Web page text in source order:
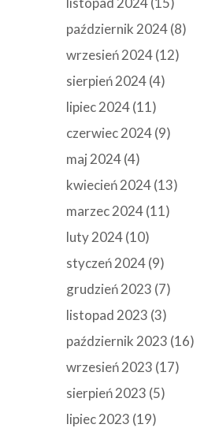
październik 2024(8)
wrzesień 2024(12)
sierpień 2024(4)
lipiec 2024(11)
czerwiec 2024(9)
maj 2024(4)
kwiecień 2024(13)
marzec 2024(11)
luty 2024(10)
styczeń 2024(9)
grudzień 2023 (7)
listopad 2023 (3)
październik 2023 (16)
wrzesień 2023 (17)
sierpień 2023 (5)
lipiec 2023 (19)